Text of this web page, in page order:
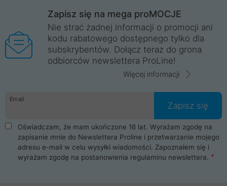
Wrocław, Poznań, Legnica, Katowice, Gliwice, Kalisz, Bytom,
Trzebnica, Opole. Szybka i profesjonalna obsługa!
ProLine to polska firma ze 100% polskim kapitałem. Działamy
legalnie i płacimy podatki w naszym kraju! Posiadamy siedzibę
główną w Mirkowie oraz salony na terenie kraju. Cała
komunikacja ze sklepem komputerowym ProLine jest
danych osobowych. Dlatego zakup notebooka albo laptopa w
ProLine to czysta przyjemność i pełne bezpieczeństwo.
Zaopatrzysz się u nas w akcesoria i części komputerowe
takie jak procesory, karty graficzne, płyty główne, pamięci,
dyski SSD, M.2 oraz HDD. Nasi pracownicy pomogą Ci wybrać
najlepszy zasilacz komputerowy oraz obudowę do komputera.
Poza komputerami mamy również najlepsze na rynku
Smartfony takich producentów jak Xiaomi, Apple, Samsung i
Zapisz się na mega proMOCJE
Nie strać żadnej informacji o promocji ani
kodu rabatowego dostępnego tylko dla
subskrybentów. Dołącz teraz do grona
odbiorców newslettera ProLine!
Więcej informacji
Email
Zapisz się
Oświadczam, że mam ukończone 16 lat. Wyrażam zgodę na
zapisanie mnie do Newslettera Proline i przetwarzanie mojego
adresu e-mail w celu wysyłki wiadomości. Zapoznałem się i
wyrażam zgodę na postanowienia regulaminu newslettera.